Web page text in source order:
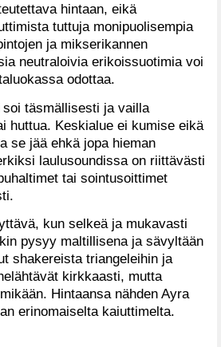
hintaan, eikä
tuttuja monipuolisempia
ja mikserikannen
neutraloivia erikoissuotimia voi
odottaa.
täsmällisesti ja vailla
huttua. Keskialue ei kumise eikä
se jää ehkä jopa hieman
laulusoundissa on riittävästi
tai sointusoittimet
kun selkeä ja mukavasti
pysyy maltillisena ja sävyltään
shakereista triangeleihin ja
kirkkaasti, mutta
Hintaansa nähden Ayra
erinomaiselta kaiuttimelta.